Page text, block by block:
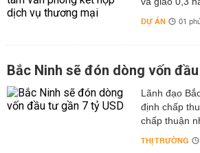
DỰ ÁN 01
Bắc Ninh sẽ đón dòng vốn
Lãnh đạo
định chấp
chấp thuận
THỊ TRƯỜNG